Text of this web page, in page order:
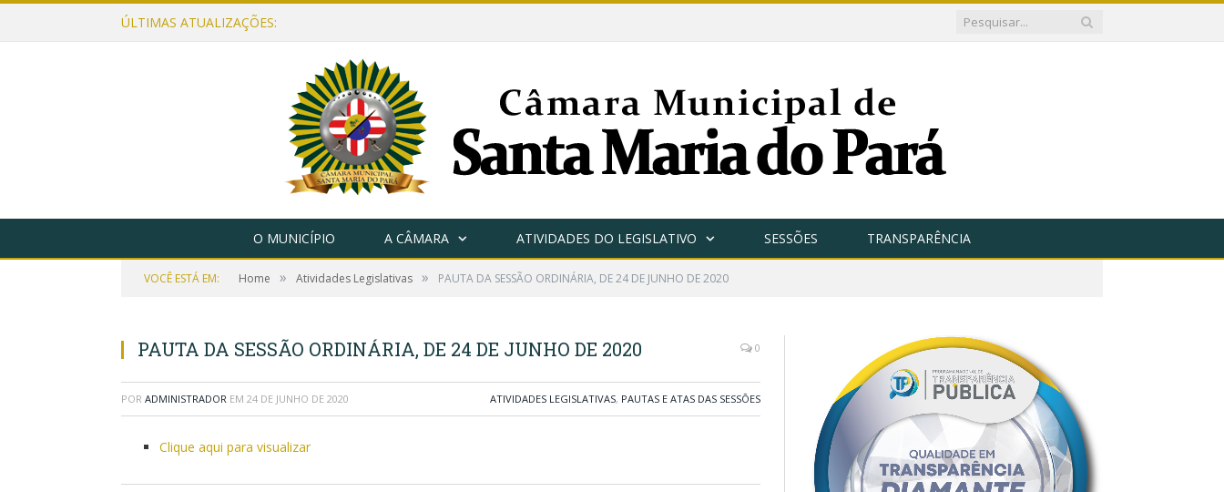
ÚLTIMAS ATUALIZAÇÕES:
O MUNICÍPIO A CÂMARA ATIVIDADES DO LEGISLATIVO SESSÕES TRANSPARÊNCIA
VOCÊ ESTÁ EM: Home » Atividades Legislativas » PAUTA DA SESSÃO ORDINÁRIA, DE 24 DE JUNHO DE 2020
PAUTA DA SESSÃO ORDINÁRIA, DE 24 DE JUNHO DE 2020 0
POR ADMINISTRADOR EM 24 DE JUNHO DE 2020 ATIVIDADES LEGISLATIVAS, PAUTAS E ATAS DAS SESSÕES
Clique aqui para visualizar